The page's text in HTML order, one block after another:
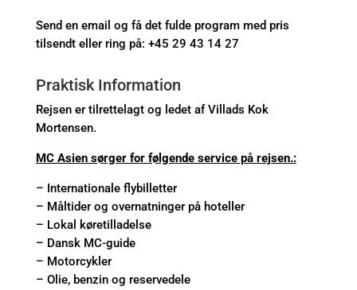
Send en email og få det fulde program med pris
tilsendt eller ring på: +45 29 43 14 27
Praktisk Information
Rejsen er tilrettelagt og ledet af Villads Kok
Mortensen.
MC Asien sørger for følgende service på rejsen.:
– Internationale flybilletter
– Måltider og overnatninger på hoteller
– Lokal køretilladelse
– Dansk MC-guide
– Motorcykler
– Olie, benzin og reservedele